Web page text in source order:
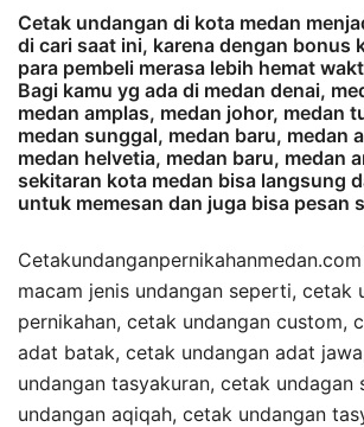
Cetak undangan di kota medan
di cari saat ini, karena dengan bonus
para pembeli merasa lebih hemat
Bagi kamu yg ada di medan denai,
medan amplas, medan johor, medan
medan sunggal, medan baru, medan
medan helvetia, medan baru, medan
sekitaran kota medan bisa langsung
untuk memesan dan juga bisa pesan
macam jenis undangan seperti, cetak
pernikahan, cetak undangan custom,
adat batak, cetak undangan adat
undangan tasyakuran, cetak undagan
undangan aqiqah, cetak undangan